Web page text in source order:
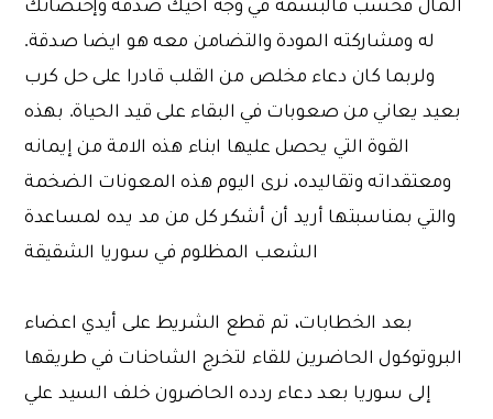
له ومشاركته المودة والتضامن معه هو ايضا صدقة.
ولربما كان دعاء مخلص من القلب قادرا على حل كرب
بعيد يعاني من صعوبات في البقاء على قيد الحياة. بهذه
القوة التي يحصل عليها ابناء هذه الامة من إيمانه
ومعتقداته وتقاليده، نرى اليوم هذه المعونات الضخمة
والتي بمناسبتها أريد أن أشكر كل من مد يده لمساعدة
الشعب المظلوم في سوريا الشقيقة
بعد الخطابات، تم قطع الشريط على أيدي اعضاء
البروتوكول الحاضرين للقاء لتخرج الشاحنات في طريقها
إلى سوريا بعد دعاء ردده الحاضرون خلف السيد علي